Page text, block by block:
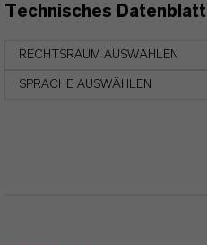
Technisches Datenblatt
RECHTSRAUM AUSWÄHLEN
SPRACHE AUSWÄHLEN